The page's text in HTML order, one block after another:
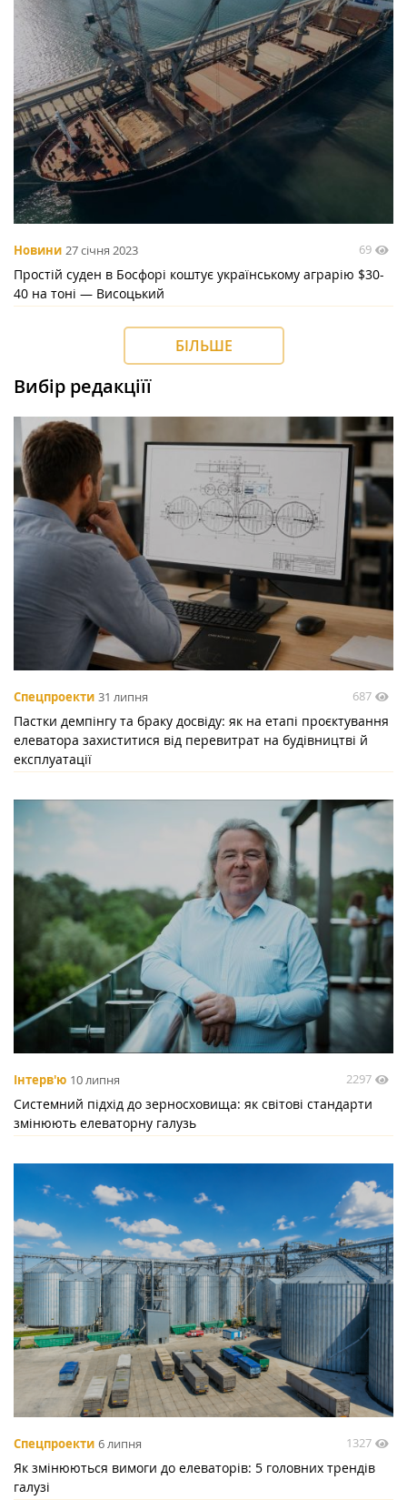
Новини 27 січня 2023 69
Простій суден в Босфорі коштує українському аграрію $30-
40 на тоні — Висоцький
БІЛЬШЕ
Вибір редакціїї
Спецпроекти 31 липня 687
Пастки демпінгу та браку досвіду: як на етапі проєктування
елеватора захиститися від перевитрат на будівництві й
експлуатації
Інтерв'ю 10 липня 2297
Системний підхід до зерносховища: як світові стандарти
змінюють елеваторну галузь
Спецпроекти 6 липня 1327
Як змінюються вимоги до елеваторів: 5 головних трендів
галузі